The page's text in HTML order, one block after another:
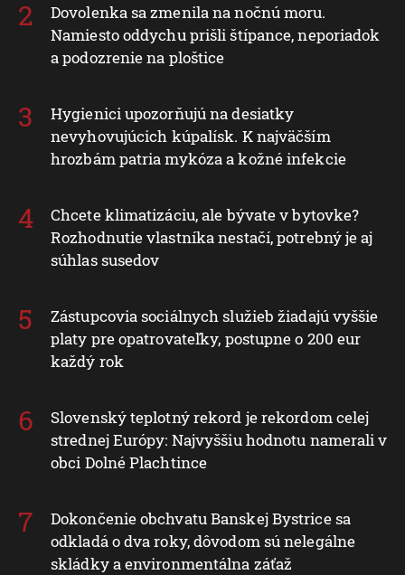
Dovolenka sa zmenila na nočnú moru.
Namiesto oddychu prišli štípance, neporiadok
a podozrenie na ploštice
Hygienici upozorňujú na desiatky
nevyhovujúcich kúpalísk. K najväčším
hrozbám patria mykóza a kožné infekcie
Chcete klimatizáciu, ale bývate v bytovke?
Rozhodnutie vlastníka nestačí, potrebný je aj
súhlas susedov
Zástupcovia sociálnych služieb žiadajú vyššie
platy pre opatrovateľky, postupne o 200 eur
každý rok
Slovenský teplotný rekord je rekordom celej
strednej Európy: Najvyššiu hodnotu namerali v
obci Dolné Plachtince
Dokončenie obchvatu Banskej Bystrice sa
odkladá o dva roky, dôvodom sú nelegálne
skládky a environmentálna záťaž